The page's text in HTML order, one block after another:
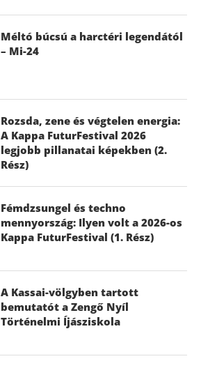
Méltó búcsú a harctéri legendától
– Mi-24
Rozsda, zene és végtelen energia:
A Kappa FuturFestival 2026
legjobb pillanatai képekben (2.
Rész)
Fémdzsungel és techno
mennyország: Ilyen volt a 2026-os
Kappa FuturFestival (1. Rész)
A Kassai-völgyben tartott
bemutatót a Zengő Nyíl
Történelmi Íjásziskola